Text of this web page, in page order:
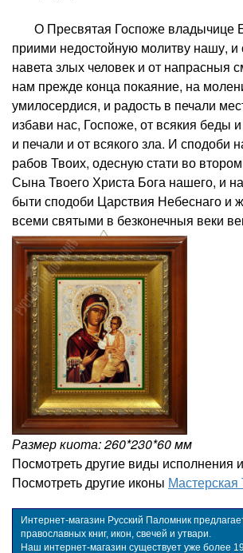
О Пресвятая Госпоже владычице
приими недостойную молитву нашу, и
навета злых человек и от напрасныя
нам прежде конца покаяние, на
умилосердися, и радость в печали
избави нас, Госпоже, от всякия беды
и печали и от всякого зла. И сподоби
рабов Твоих, одесную стати во
Сына Твоего Христа Бога нашего, и
быти сподоби Царствия Небеснаго и
всеми святыми в безконечныя веки
Размер киота: 260*230*60 мм
Посмотреть другие виды исполнения
Посмотреть другие иконы
Интернет-магазин Русский Паломник
православных книг, икон, свечей и утвари.
Наш интернет-магазин существует уже более